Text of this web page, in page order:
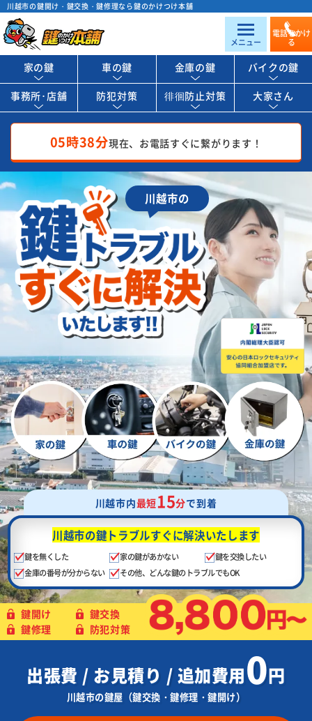
川越市の鍵開け・鍵交換・鍵修理なら鍵のかけつけ本舗
メニュー
電話をかけ
る
家の鍵 車の鍵 金庫の鍵 バイクの鍵
事務所･店舗 防犯対策 徘徊防止対策 大家さん
05時38分現在、お電話すぐに繋がります！
川越市の
川越市内最短15分で到着
川越市の鍵トラブルすぐに解決いたします
鍵を無くした 家の鍵があかない
鍵を交換したい
金庫の番号が分からない
その他、どんな鍵のトラブルでもOK
鍵開け
鍵交換
鍵修理
防犯対策
出張費 / お見積り / 追加費用0円
川越市の鍵屋（鍵交換・鍵修理・鍵開け）